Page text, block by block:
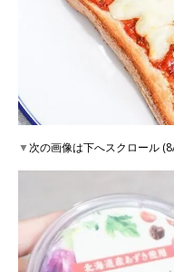
▼次の画像は下へスクロール